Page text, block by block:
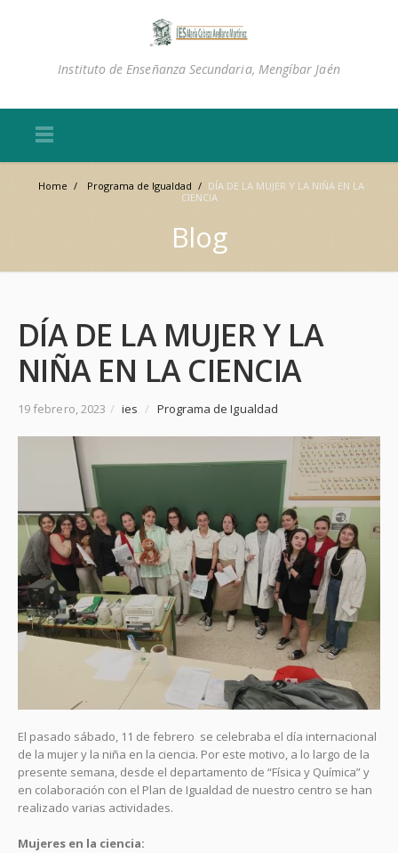
Instituto de Enseñanza Secundaria, Mengíbar Jaén
Home / Programa de Igualdad / DÍA DE LA MUJER Y LA NIÑA EN LA
CIENCIA
Blog
DÍA DE LA MUJER Y LA
NIÑA EN LA CIENCIA
19 febrero, 2023 / ies / Programa de Igualdad
El pasado sábado, 11 de febrero se celebraba el día internacional
de la mujer y la niña en la ciencia. Por este motivo, a lo largo de la
presente semana, desde el departamento de “Física y Química” y
en colaboración con el Plan de Igualdad de nuestro centro se han
realizado varias actividades.
Mujeres en la ciencia: